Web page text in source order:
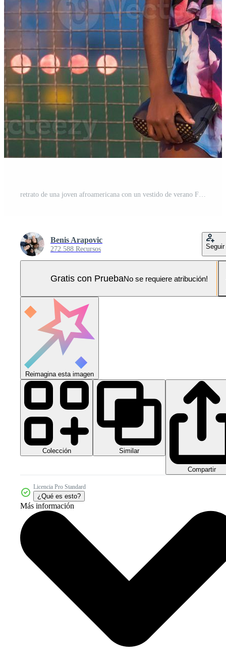
retrato de una joven afroamericana con un vestido de verano Foto Pro
Benis Arapovic
272.588 Recursos Seguir
Gratis con PruebaNo se requiere atribución!
Reimagina esta imagen
Colección Similar
Compartir
Licencia Pro Standard
¿Qué es esto?
Más información